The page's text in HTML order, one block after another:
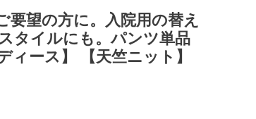
要望の方に。入院用の替え
タイルにも。パンツ単品
ィース】 【天竺ニット】